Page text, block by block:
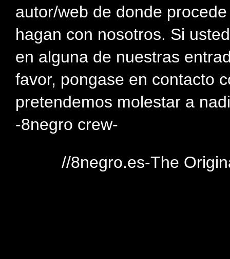
autor/web de donde
hagan con nosotros. Si
en alguna de nuestras
favor, pongase en contacto
pretendemos molestar a
-8negro crew-
//8negro.es-The